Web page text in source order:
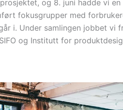
og 8. juni hadde vi
fokusgrupper med
i. Under samlingen jobbet vi
og Institutt for